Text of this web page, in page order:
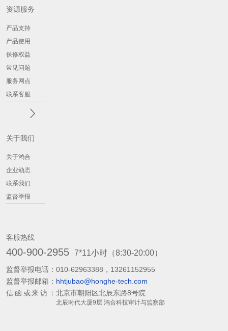
资源服务
产品支持
产品使用
保修权益
常见问题
服务网点
联系客服
关于我们
关于鸿合
企业动态
联系我们
监督举报
客服热线
400-900-2955 7*11小时（8:30-20:00）
监督举报电话： 010-62963388，13261152955
监督举报邮箱： hhtjubao@honghe-tech.com
信函或来访： 北京市朝阳区北辰东路8号院
北辰时代大厦9层 鸿合科技审计与监察部